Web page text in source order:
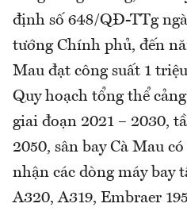
định số 648/QĐ-TTg
tướng Chính phủ, đến
Mau đạt công suất 1
Quy hoạch tổng thể
giai đoạn 2021 – 2030,
2050, sân bay Cà Mau
nhận các dòng máy bay
A320, A319, Embraer